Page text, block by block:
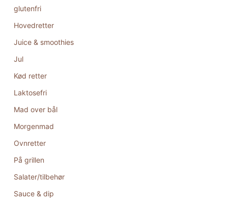
glutenfri
Hovedretter
Juice & smoothies
Jul
Kød retter
Laktosefri
Mad over bål
Morgenmad
Ovnretter
På grillen
Salater/tilbehør
Sauce & dip